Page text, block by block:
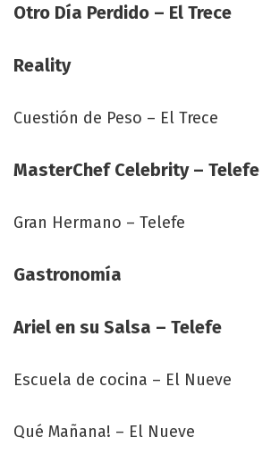
Otro Día Perdido – El Trece
Reality
Cuestión de Peso – El Trece
MasterChef Celebrity – Telefe
Gran Hermano – Telefe
Gastronomía
Ariel en su Salsa – Telefe
Escuela de cocina – El Nueve
Qué Mañana! – El Nueve